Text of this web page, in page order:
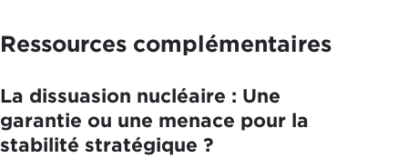
Ressources complémentaires
La dissuasion nucléaire : Une
garantie ou une menace pour la
stabilité stratégique ?